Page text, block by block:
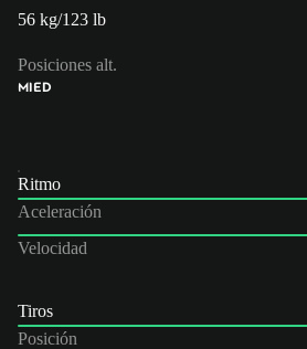
56 kg/123 lb
Posiciones alt.
MIED
Ritmo
Aceleración
Velocidad
Tiros
Posición